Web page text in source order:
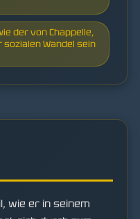
der von Chappelle,
Wandel sein
wie er in seinem